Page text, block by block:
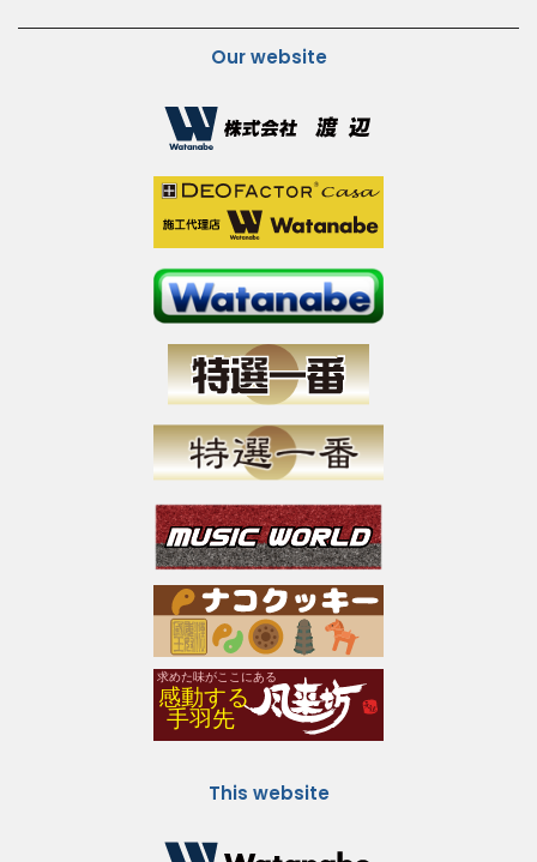
Our website
This website